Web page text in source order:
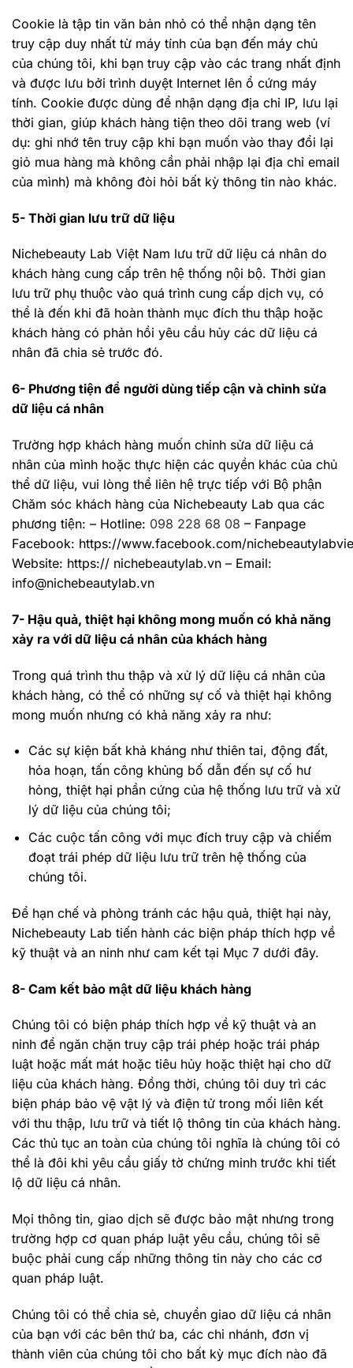
Cookie là tập tin văn bản nhỏ có thể nhận dạng tên
truy cập duy nhất từ máy tính của bạn đến máy chủ
của chúng tôi, khi bạn truy cập vào các trang nhất định
và được lưu bởi trình duyệt Internet lên ổ cứng máy
tính. Cookie được dùng để nhận dạng địa chỉ IP, lưu lại
thời gian, giúp khách hàng tiện theo dõi trang web (ví
dụ: ghi nhớ tên truy cập khi bạn muốn vào thay đổi lại
giỏ mua hàng mà không cần phải nhập lại địa chỉ email
của mình) mà không đòi hỏi bất kỳ thông tin nào khác.
5- Thời gian lưu trữ dữ liệu
Nichebeauty Lab Việt Nam lưu trữ dữ liệu cá nhân do
khách hàng cung cấp trên hệ thống nội bộ. Thời gian
lưu trữ phụ thuộc vào quá trình cung cấp dịch vụ, có
thể là đến khi đã hoàn thành mục đích thu thập hoặc
khách hàng có phản hồi yêu cầu hủy các dữ liệu cá
nhân đã chia sẻ trước đó.
6- Phương tiện để người dùng tiếp cận và chỉnh sửa
dữ liệu cá nhân
Trường hợp khách hàng muốn chỉnh sửa dữ liệu cá
nhân của mình hoặc thực hiện các quyền khác của chủ
thể dữ liệu, vui lòng thể liên hệ trực tiếp với Bộ phận
Chăm sóc khách hàng của Nichebeauty Lab qua các
phương tiện: – Hotline: 098 228 68 08 – Fanpage
Facebook: https://www.facebook.com/
Website: https:// nichebeautylab.vn – Email:
info@nichebeautylab.vn
7- Hậu quả, thiệt hại không mong muốn có khả năng
xảy ra với dữ liệu cá nhân của khách hàng
Trong quá trình thu thập và xử lý dữ liệu cá nhân của
khách hàng, có thể có những sự cố và thiệt hại không
mong muốn nhưng có khả năng xảy ra như:
Các sự kiện bất khả kháng như thiên tai, động đất,
hỏa hoạn, tấn công khủng bố dẫn đến sự cố hư
hỏng, thiệt hại phần cứng của hệ thống lưu trữ và xử
lý dữ liệu của chúng tôi;
Các cuộc tấn công với mục đích truy cập và chiếm
đoạt trái phép dữ liệu lưu trữ trên hệ thống của
chúng tôi.
Để hạn chế và phòng tránh các hậu quả, thiệt hại này,
Nichebeauty Lab tiến hành các biện pháp thích hợp về
kỹ thuật và an ninh như cam kết tại Mục 7 dưới đây.
8- Cam kết bảo mật dữ liệu khách hàng
Chúng tôi có biện pháp thích hợp về kỹ thuật và an
ninh để ngăn chặn truy cập trái phép hoặc trái pháp
luật hoặc mất mát hoặc tiêu hủy hoặc thiệt hại cho dữ
liệu của khách hàng. Đồng thời, chúng tôi duy trì các
biện pháp bảo vệ vật lý và điện tử trong mối liên kết
với thu thập, lưu trữ và tiết lộ thông tin của khách hàng.
Các thủ tục an toàn của chúng tôi nghĩa là chúng tôi có
thể là đôi khi yêu cầu giấy tờ chứng minh trước khi tiết
lộ dữ liệu cá nhân.
Mọi thông tin, giao dịch sẽ được bảo mật nhưng trong
trường hợp cơ quan pháp luật yêu cầu, chúng tôi sẽ
buộc phải cung cấp những thông tin này cho các cơ
quan pháp luật.
Chúng tôi có thể chia sẻ, chuyển giao dữ liệu cá nhân
của bạn với các bên thứ ba, các chi nhánh, đơn vị
thành viên của chúng tôi cho bất kỳ mục đích nào đã